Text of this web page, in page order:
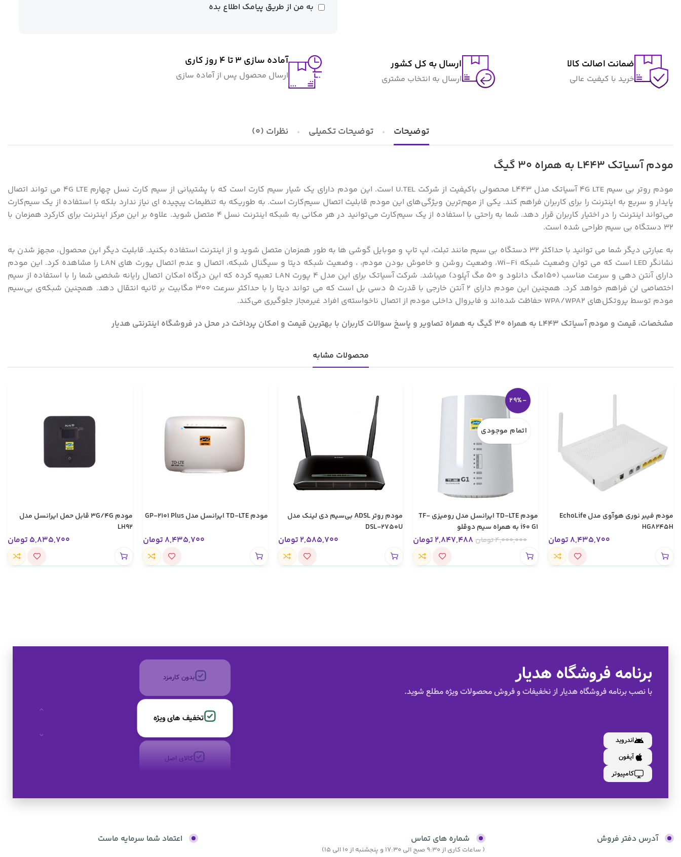
به من از طریق پیامک اطلاع بده
ضمانت اصالت کالا
خرید با کیفیت عالی
ارسال به کل کشور
ارسال به انتخاب مشتری
آماده سازی ۳ تا ۴ روز کاری
ارسال محصول پس از آماده سازی
توضیحات توضیحات تکمیلی نظرات (0)
مودم آسیاتک L443 به همراه 30 گیگ
مودم روتر بی سیم 4G LTE آسیاتک مدل L443 محصولی باکیفیت از شرکت U.TEL است. این مودم دارای یک شیار سیم کارت است که با پشتیبانی از سیم کارت نسل چهارم 4G LTE می تواند اتصال
پایدار و سریع به اینترنت را برای کاربران فراهم کند. یکی از مهم‌ترین ویژگی‌های این مودم قابلیت اتصال سیم‌کارت است. به طوریکه به تنظیمات پیچیده ای نیاز ندارد بلکه با استفاده از یک سیم‌کارت
می‌تواند اینترنت را در اختیار کاربران قرار دهد. شما به راحتی با استفاده از یک سیم‌کارت می‌توانید در هر مکانی به شبکه اینترنت نسل 4 متصل شوید. علاوه بر این مرکز اینترنت برای کارکرد همزمان با
32 دستگاه بی سیم طراحی شده است.
به عبارتی دیگر شما می توانید با حداکثر 32 دستگاه بی سیم مانند تبلت، لپ تاپ و موبایل گوشی ها به طور همزمان متصل شوید و از اینترنت استفاده بکنید. قابلیت دیگر این محصول، مجهز شدن به
نشانگر LED است که می توان وضعیت شبکه Wi-Fi، وضعیت روشن و خاموش بودن مودم، ، وضعیت شبکه دیتا و سیگنال شبکه، اتصال و عدم اتصال پورت های LAN را مشاهده کرد. این مودم
دارای آنتن دهی و سرعت مناسب (150مگ دانلود و 50 مگ آپلود) میباشد. شرکت آسیاتک برای این مدل 4 پورت LAN تعبیه کرده که این درگاه امکان اتصال رایانه شخصی شما را با استفاده از سیم
اختصاصی لن فراهم خواهد کرد. همچنین این مودم دارای 2 آنتن خارجی با قدرت 5 دسی بل است که می تواند دیتا را با حداکثر سرعت 300 مگابیت بر ثانیه انتقال دهد. همچنین شبکه‌ی بی‌سیم
مودم توسط پروتکل‌های WPA/WPA2 حفاظت شده‌اند و فایروال داخلی مودم از اتصال ناخواسته‌ی افراد غیرمجاز جلوگیری می‌کند.
مشخصات، قیمت و مودم آسیاتک L443 به همراه 30 گیگ به همراه تصاویر و پاسخ سوالات کاربران با بهترین قیمت و امکان پرداخت در محل در فروشگاه اینترنتی هدیار
محصولات مشابه
مودم فیبر نوری هوآوی مدل EchoLife
HG8245H
8,435,700 تومان
-29%
اتمام موجودی
مودم TD-LTE ایرانسل مدل رومیزی TF-
i60 G1 به همراه سیم دوقلو
4,000,000تومان 2,847,488 تومان
مودم روتر ADSL بی‌سیم دی لینک مدل
DSL-2750U
2,585,700 تومان
مودم TD-LTE ایرانسل مدل GP-2101 Plus
8,435,700 تومان
مودم 3G/4G قابل حمل ایرانسل مدل
LH92
5,835,700 تومان
برنامه فروشگاه هدیار
با نصب برنامه فروشگاه هدیار از نخفیفات و فروش محصولات ویژه مطلع شوید.
اندروید
آیفون
کامپیوتر
تخفیف های ویژه
بدون کارمزد
تخفیف های ویژه
کالای اصل
به صورت اقساط
بدون کارمزد آدرس دفتر فروش شماره های تماس
( ساعات کاری از 9:30 صبح الی 17:30 و پنجشنبه از 10 الی 15)
اعتماد شما سرمایه ماست